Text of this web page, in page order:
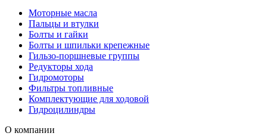
Моторные масла
Пальцы и втулки
Болты и гайки
Болты и шпильки крепежные
Гильзо-поршневые группы
Редукторы хода
Гидромоторы
Фильтры топливные
Комплектующие для ходовой
Гидроцилиндры
О компании